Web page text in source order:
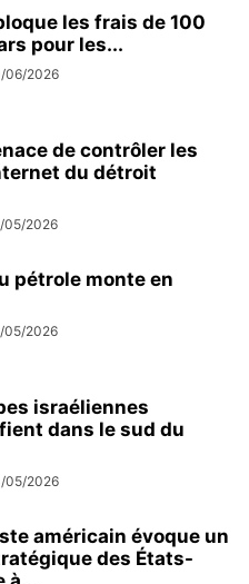
les frais de 100
pour les...
06/2026
de contrôler les
du détroit
05/2026
pétrole monte en
05/2026
israéliennes
dans le sud du
05/2026
américain évoque un
des États-